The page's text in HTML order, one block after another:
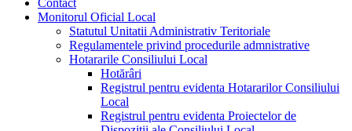
Contact
Monitorul Oficial Local
Statutul Unitatii Administrativ Teritoriale
Regulamentele privind procedurile admnistrative
Hotararile Consiliului Local
Hotărâri
Registrul pentru evidenta Hotararilor Consiliului
Local
Registrul pentru evidenta Proiectelor de